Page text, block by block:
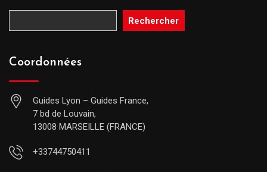
Rechercher
Coordonnées
Guides Lyon – Guides France,
7 bd de Louvain,
13008 MARSEILLE (FRANCE)
+33744750411